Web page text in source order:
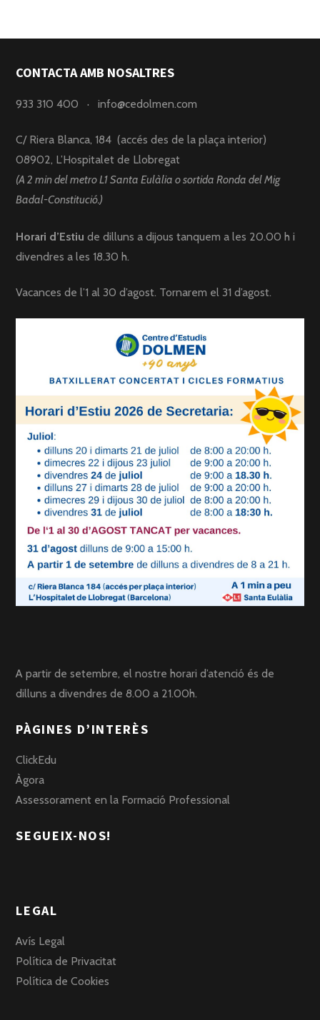
CONTACTA AMB NOSALTRES
933 310 400 ·info@cedolmen.com
C/ Riera Blanca, 184 (accés des de la plaça interior)
08902, L’Hospitalet de Llobregat
(A 2 min del metro L1 Santa Eulàlia o sortida Ronda del Mig
Badal-Constitució.)
Horari d’Estiu de dilluns a dijous tanquem a les 20.00 h i
divendres a les 18.30 h.
Vacances de l’1 al 30 d’agost. Tornarem el 31 d’agost.
A partir de setembre, el nostre horari d’atenció és de
dilluns a divendres de 8.00 a 21.00h.
PÀGINES D’INTERÈS
ClickEdu
Àgora
Assessorament en la Formació Professional
SEGUEIX-NOS!
LEGAL
Avís Legal
Política de Privacitat
Política de Cookies